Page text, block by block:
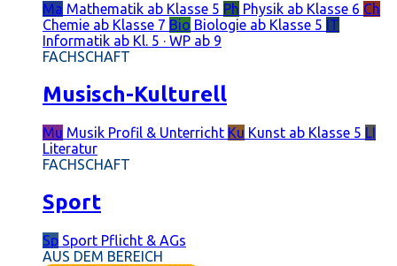
Ma Mathematik ab Klasse 5 Ph Physik ab Klasse 6 Ch
Chemie ab Klasse 7 Bio Biologie ab Klasse 5 IT
Informatik ab Kl. 5 · WP ab 9
FACHSCHAFT
Musisch-Kulturell
Mu Musik Profil & Unterricht Ku Kunst ab Klasse 5 LI
Literatur
FACHSCHAFT
Sport
Sp Sport Pflicht & AGs
AUS DEM BEREICH